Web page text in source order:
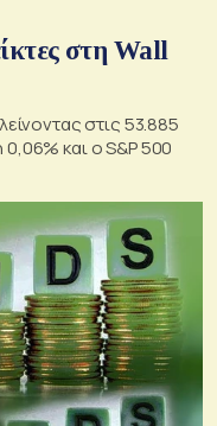
στη Wall
στις 53.885
και ο S&P 500